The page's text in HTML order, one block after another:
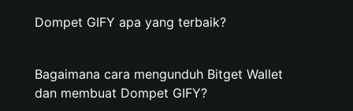
Dompet GIFY apa yang terbaik?
Bagaimana cara mengunduh Bitget Wallet
dan membuat Dompet GIFY?